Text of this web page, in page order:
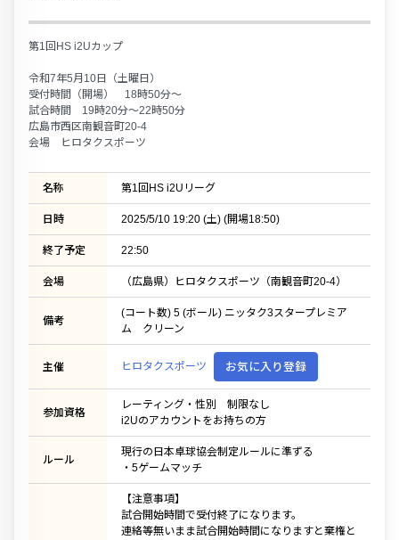
第1回HS i2Uカップ
令和7年5月10日（土曜日）
受付時間（開場） 18時50分〜
試合時間 19時20分〜22時50分
広島市西区南観音町20-4
会場 ヒロタクスポーツ
名称 第1回HS i2Uリーグ
日時 2025/5/10 19:20 (土) (開場18:50)
終了予定 22:50
会場 （広島県）ヒロタクスポーツ（南観音町20-4）
備考
(コート数) 5 (ボール) ニッタク3スタープレミア
ム クリーン
主催 ヒロタクスポーツ お気に入り登録
参加資格
レーティング・性別 制限なし
i2Uのアカウントをお持ちの方
ルール
現行の日本卓球協会制定ルールに準ずる
・5ゲームマッチ
【注意事項】
試合開始時間で受付終了になります。
連絡等無いまま試合開始時間になりますと棄権と